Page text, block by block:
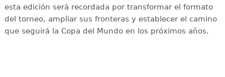
esta edición será recordada por transformar el formato
del torneo, ampliar sus fronteras y establecer el camino
que seguirá la Copa del Mundo en los próximos años.